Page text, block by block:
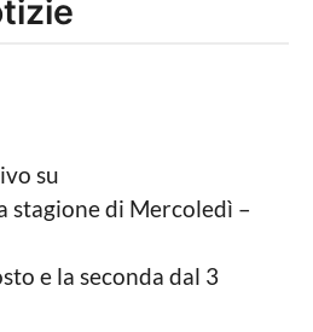
su
stagione di Mercoledì –
e la seconda dal 3